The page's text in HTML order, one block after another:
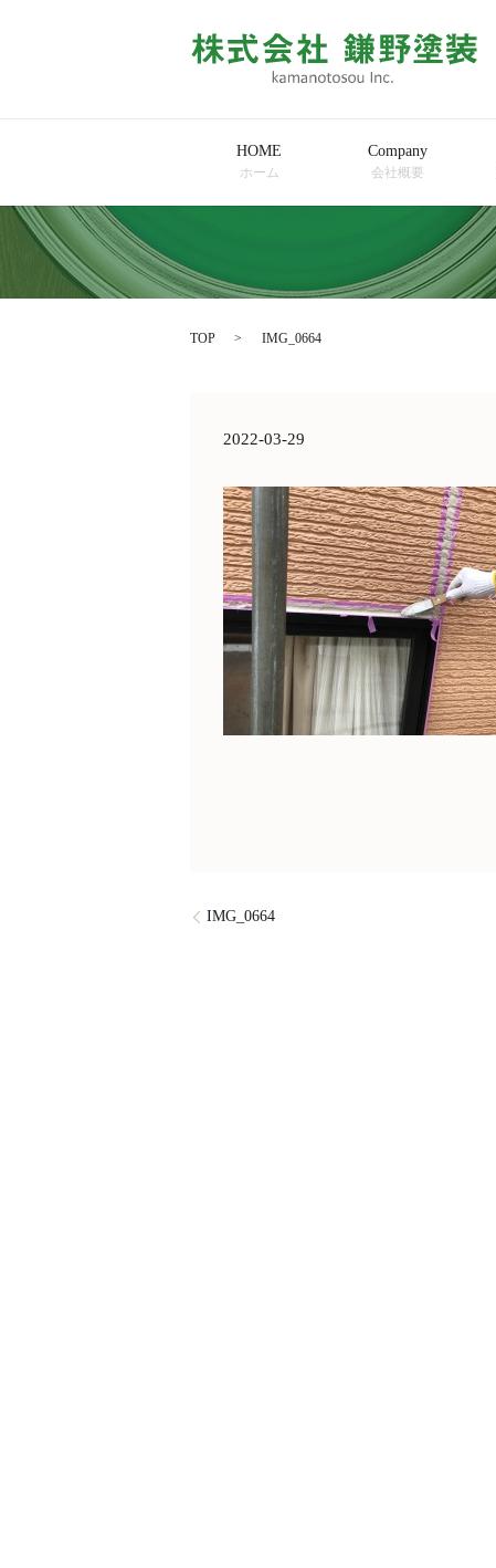
HOME
ホーム
Company
会社概要
TOP IMG_0664
2022-03-29
IMG_0664